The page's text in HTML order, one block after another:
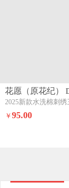
￥95.00